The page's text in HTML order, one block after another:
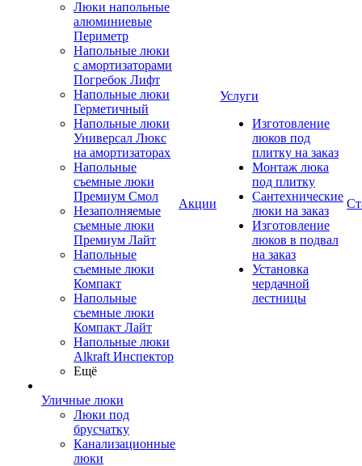
Люки напольные
алюминиевые
Периметр
Напольные люки
с амортизаторами
Погребок Лифт
Напольные люки
Герметичный
Напольные люки
Универсал Люкс
на амортизаторах
Напольные
съемные люки
Премиум Смол
Незаполняемые
съемные люки
Премиум Лайт
Напольные
съемные люки
Компакт
Напольные
съемные люки
Компакт Лайт
Напольные люки
Alkraft Инспектор
Ещё
Уличные люки
Люки под
брусчатку
Канализационные
люки
Акции
Услуги
Изготовление
люков под
плитку на заказ
Монтаж люка
под плитку
Сантехнические
люки на заказ
Изготовление
люков в подвал
на заказ
Установка
чердачной
лестницы